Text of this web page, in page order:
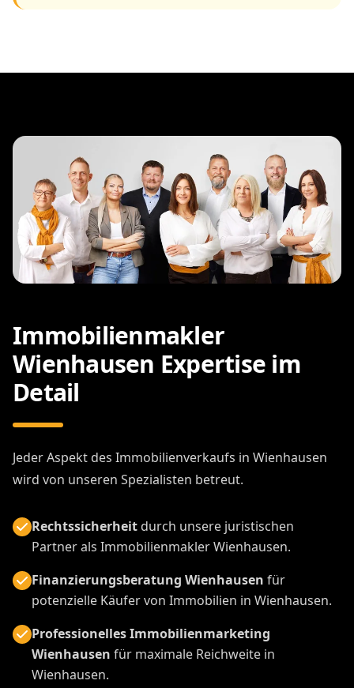
Immobilienmakler
Wienhausen Expertise im
Detail
Jeder Aspekt des Immobilienverkaufs in Wienhausen
wird von unseren Spezialisten betreut.
Rechtssicherheitdurch unsere juristischen
Partner als Immobilienmakler Wienhausen.
Finanzierungsberatung Wienhausen für
potenzielle Käufer von Immobilien in Wienhausen.
Professionelles Immobilienmarketing
Wienhausen für maximale Reichweite in
Wienhausen.